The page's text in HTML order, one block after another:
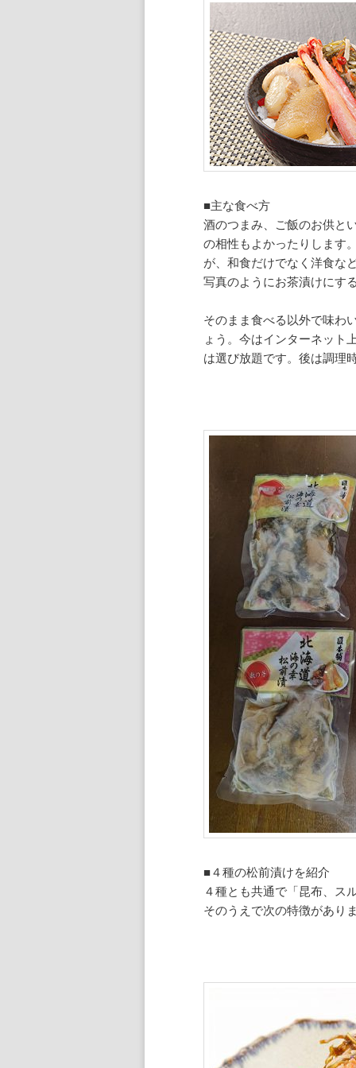
■主な食べ方
酒のつまみ、ご飯のお供と
の相性もよかったりします
が、和食だけでなく洋食な
写真のようにお茶漬けにす
そのまま食べる以外で味わ
ょう。今はインターネット
は選び放題です。後は調理
■４種の松前漬けを紹介
４種とも共通で「昆布、ス
そのうえで次の特徴があり